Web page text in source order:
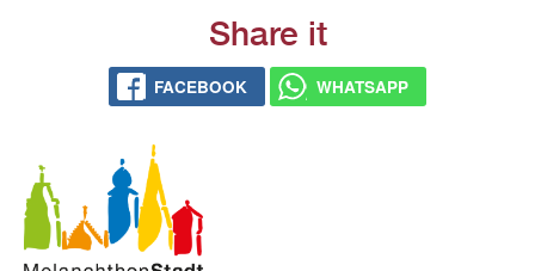
Share it
FACEBOOK WHATSAPP